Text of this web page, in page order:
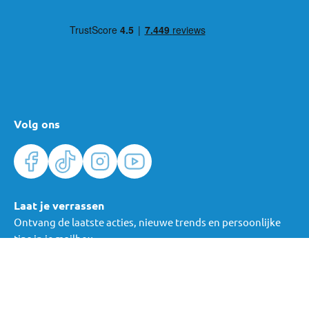
gezinnen. Het merk biedt niet alleen kinderwagens, maar ook
richt zich op betaalbare producten die voldoen aan de geldende
Europese veiligheidsnormen. Ouders kiezen het merk daarom
vaak als ze een degelijke oplossing zoeken zonder een hoge prijs
te betalen.
zijn gericht op het dagelijks leven met een kind. Denk aan
slimme functies, comfortabele materialen en eenvoudige
Volg ons
Laat je verrassen
Ontvang de laatste acties, nieuwe trends en persoonlijke
tips in je mailbox.